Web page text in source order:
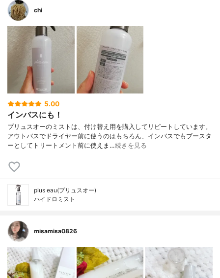
chi
5.00
インバスにも！
プリュスオーのミストは、付け替え用を購入してリピートしています。
アウトバスでドライヤー前に使うのはもちろん、インバスでもブースタ
ーとしてトリートメント前に使えま…続きを見る
plus eau(プリュスオー)
ハイドロミスト
misamisa0826